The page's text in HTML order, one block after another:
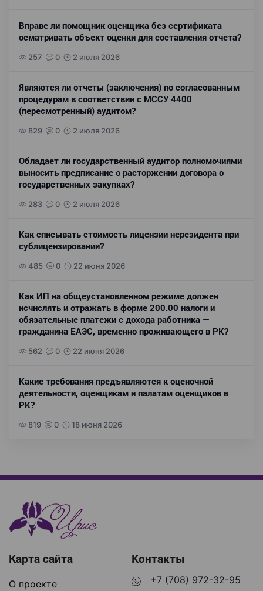
Вправе ли помощник оценщика без сертификата
осматривать объект оценки для составления отчета?
257 0 2 июля 2026
Являются ли отчеты (заключения) по согласованным
процедурам в соответствии с МССУ 4400
(пересмотренный) аудитом?
829 0 2 июля 2026
Обладает ли государственный аудитор полномочиями
выносить предписание о расторжении договора о
государственных закупках?
283 0 2 июля 2026
Как списывать стоимость лицензии нерезидента при
сублицензировании?
485 0 22 июня 2026
Как ИП на общеустановленном режиме должен
исчислять и отражать в форме 200.00 налоги и
обязательные платежи с дохода работника —
гражданина ЕАЭС, временно проживающего в РК?
562 0 22 июня 2026
Какие требования предъявляются к оценочной
деятельности, оценщикам и палатам оценщиков в
РК?
819 0 18 июня 2026
Карта сайта
О проекте
Контакты
+7 (708) 972-32-95